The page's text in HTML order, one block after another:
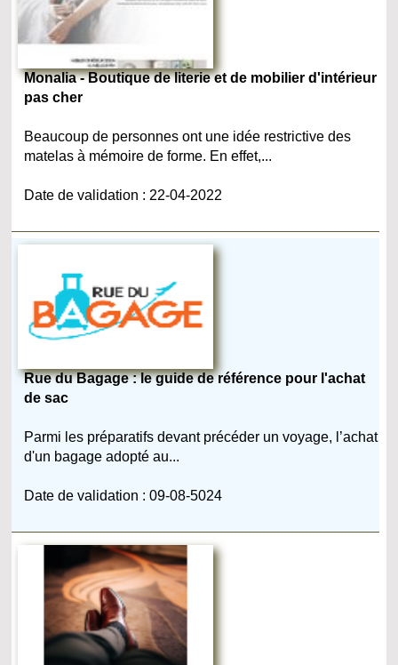
Monalia - Boutique de literie et de mobilier d'intérieur
pas cher
Beaucoup de personnes ont une idée restrictive des
matelas à mémoire de forme. En effet,...
Date de validation : 22-04-2022
Rue du Bagage : le guide de référence pour l'achat
de sac
Parmi les préparatifs devant précéder un voyage, l’achat
d'un bagage adopté au...
Date de validation : 09-08-5024